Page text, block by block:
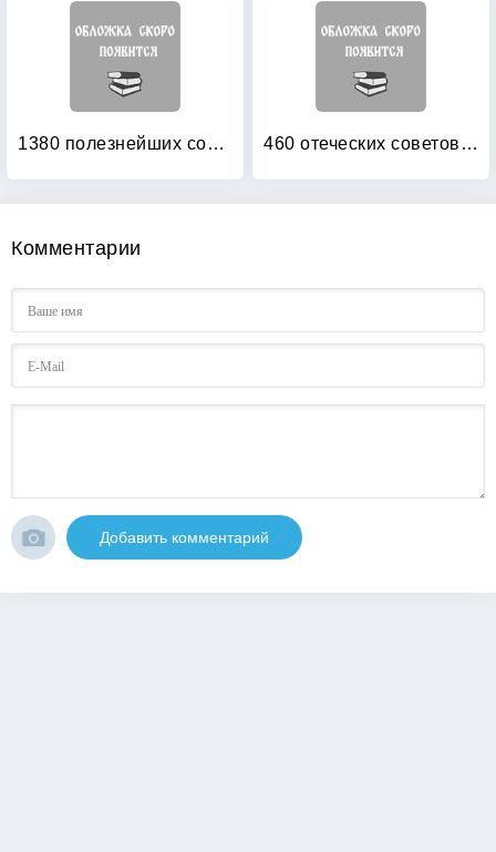
1380 полезнейших советов батюшки своим прихожанам 460 отеческих советов: Как найти духовника и научиться послушанию
Комментарии